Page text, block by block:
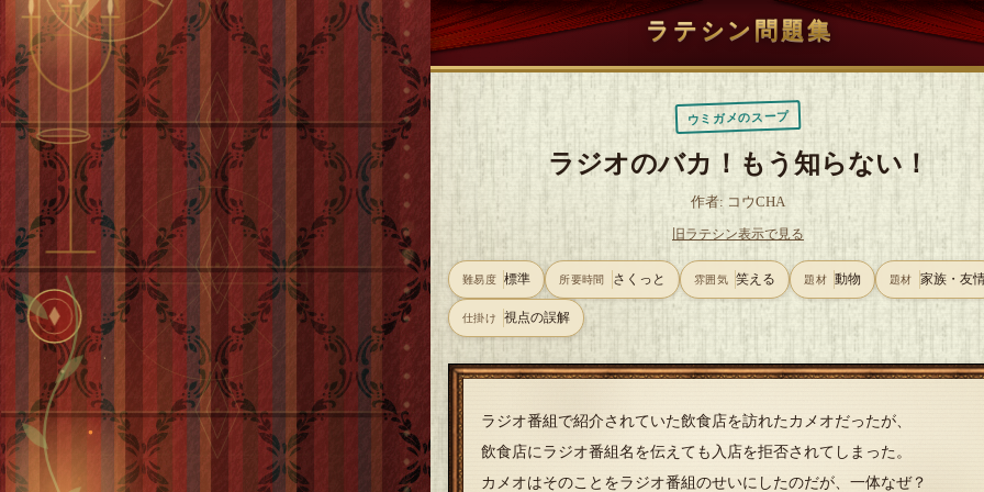
ラテシン問題集
ウミガメのスープ
ラジオのバカ！もう知らない！
作者: コウCHA
旧ラテシン表示で見る
難易度 標準 所要時間 さくっと 雰囲気 笑える 題材 動物 題材 家族・友
仕掛け 視点の誤解
ラジオ番組で紹介されていた飲食店を訪れたカメオだったが、
飲食店にラジオ番組名を伝えても入店を拒否されてしまった。
カメオはそのことをラジオ番組のせいにしたのだが、一体なぜ？